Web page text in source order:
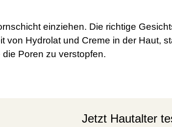
einziehen. Die richtige
Hydrolat und Creme in der Haut,
Poren zu verstopfen.
Jetzt Hautalter